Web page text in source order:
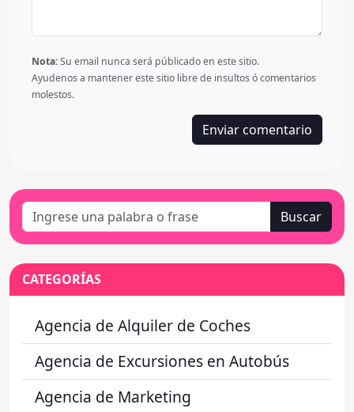
Nota:Su email nunca será públicado en este sitio.
Ayudenos a mantener este sitio libre de insultos ó comentarios
molestos.
Buscar
CATEGORÍAS
Agencia de Alquiler de Coches
Agencia de Excursiones en Autobús
Agencia de Marketing